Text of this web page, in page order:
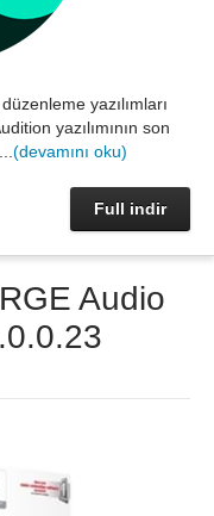
yazılımları
yazılımının son
(devamını oku)
Full indir
Audio